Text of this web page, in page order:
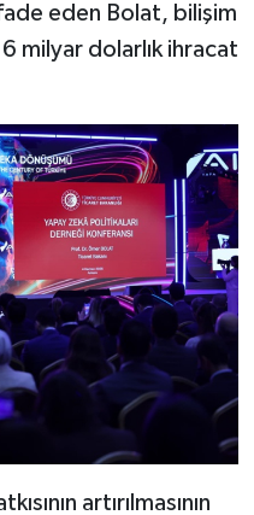
eden Bolat, bilişim
6 milyar dolarlık ihracat
artırılmasının